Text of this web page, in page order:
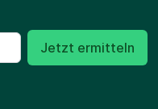
Jetzt ermitteln